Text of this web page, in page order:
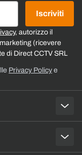
, autorizzo il
(ricevere
di Direct CCTV SRL
Iscriviti
Privacy Policy e